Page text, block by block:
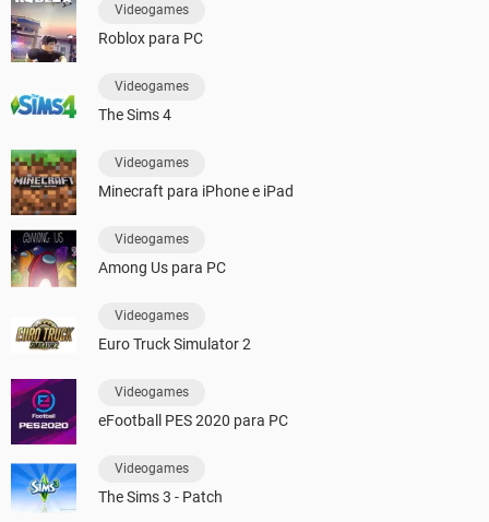
Videogames
Roblox para PC
Videogames
The Sims 4
Videogames
Minecraft para iPhone e iPad
Videogames
Among Us para PC
Videogames
Euro Truck Simulator 2
Videogames
eFootball PES 2020 para PC
Videogames
The Sims 3 - Patch